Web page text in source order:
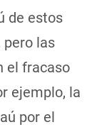
de estos
pero las
el fracaso
ejemplo, la
por el